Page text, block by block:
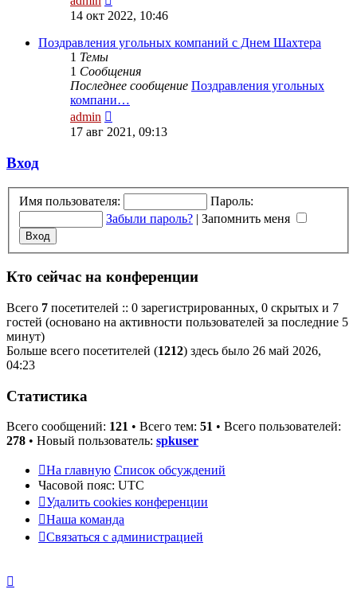
к
сообщению
14 окт 2022, 10:46
Поздравления угольных компаний с Днем Шахтера
1 Темы
1 Сообщения
Последнее сообщение Поздравления угольных
компани…
admin
к
17 авг 2021, 09:13
Вход
Имя пользователя:
Пароль:
Забыли пароль? | Запомнить меня
Кто сейчас на конференции
Всего 7 посетителей :: 0 зарегистрированных, 0 скрытых и 7
гостей (основано на активности пользователей за последние 5
минут)
Больше всего посетителей (1212) здесь было 26 май 2026,
04:23
Статистика
Всего сообщений: 121 • Всего тем: 51 • Всего пользователей:
278 • Новый пользователь: spkuser
На главную Список обсуждений
Часовой пояс: UTC
Удалить cookies конференции
Наша команда
Связаться с администрацией